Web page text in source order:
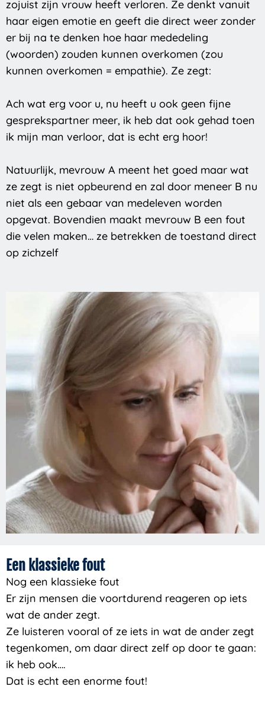
zojuist zijn vrouw heeft verloren. Ze denkt vanuit
haar eigen emotie en geeft die direct weer zonder
er bij na te denken hoe haar mededeling
(woorden) zouden kunnen overkomen (zou
kunnen overkomen = empathie). Ze zegt:
Ach wat erg voor u, nu heeft u ook geen fijne
gesprekspartner meer, ik heb dat ook gehad toen
ik mijn man verloor, dat is echt erg hoor!
Natuurlijk, mevrouw A meent het goed maar wat
ze zegt is niet opbeurend en zal door meneer B nu
niet als een gebaar van medeleven worden
opgevat. Bovendien maakt mevrouw B een fout
die velen maken… ze betrekken de toestand direct
op zichzelf
Een klassieke fout
Nog een klassieke fout
Er zijn mensen die voortdurend reageren op iets
wat de ander zegt.
Ze luisteren vooral of ze iets in wat de ander zegt
tegenkomen, om daar direct zelf op door te gaan:
ik heb ook….
Dat is echt een enorme fout!